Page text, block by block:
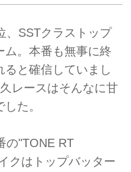
、SSTクラストップ
ム。本番も無事に終
と確信していまし
レースはそんなに甘
た。
の"TONE RT
クはトップバッター